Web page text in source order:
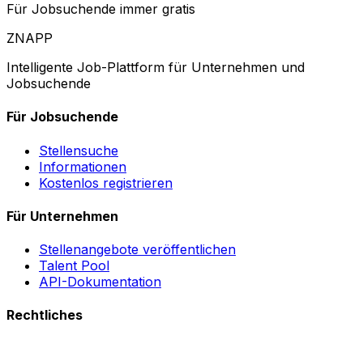
Für Jobsuchende immer gratis
ZNAPP
Intelligente Job-Plattform für Unternehmen und
Jobsuchende
Für Jobsuchende
Stellensuche
Informationen
Kostenlos registrieren
Für Unternehmen
Stellenangebote veröffentlichen
Talent Pool
API-Dokumentation
Rechtliches